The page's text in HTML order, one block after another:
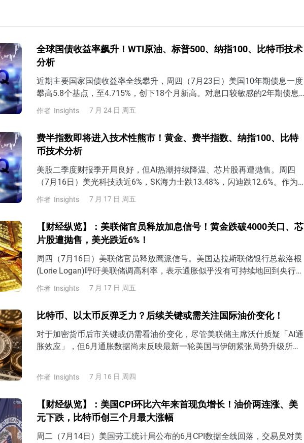
全球国债收益率飙升！WTI原油、标普500、纳指100、比特币技术
分析
近期主要国家国债收益率全线攀升，周四（7月23日）美国10年期债息一度
攀高5.8个基点，至4.715%，创下18个月新高。对息口较敏感的2年期债息
涨6.4个基点，至4.366%；30年期美国国债收益率达到了5.19%。英国基准
国债收益率连续多日收于5%以上，创下近20年来最长纪录；德国10年期国
90年代以来的最高水平。
作者 Insights 7 月 24 日 周五
费半指数即将进入技术性熊市！黄金、费半指数、纳指100、比特
币技术分析
美股二季度财报季开局良好，但AI热潮持续降温、芯片股再遭抛售。周四
（7月16日）美光科技跌近6%，SK海力士跌13.48%，闪迪跌12.6%。作为全
球半导体周期的重要观察指标的费城半导体指数跌超4%，自6月22日历史高
位以来累计跌近20%，即将进入技术性熊市。
作者 Insights 7 月 17 日 周五
【财经纵览】：美联储官员释放加息信号！黄金跌破4000关口、芯
片股遭抛售，美光跌近6%！
周四（7月16日）美联储官员释放鹰派信号。美国达拉斯联储银行总裁洛根
(Lorie Logan)呼吁美联储调高利率，表示通胀似乎没有可持续地回到央行
2%的目标，适度加息将能更好地、平衡美联储在物价稳定和充分就业双重
使命下的前景与风险。
作者 Insights 7 月 17 日 周五
比特币、以太币反弹乏力？后续关键或需关注国际油价变化！
对于加密货币后市关键或仍需看油价变化，尽管美联储主席沃什质疑「AI通
胀效应」，但6月通胀数据尚未反映最新一轮美国与伊朗紧张局势升级所带
作者 Insights 7 月 16 日 周四
【财经纵览】：美国CPI环比六年来首现负增长！油价两连涨、美
元下跌，比特币创三个月最大涨幅
周二（7月14日）美国劳工统计局公布的6月CPI数据全线回落，交易员对美